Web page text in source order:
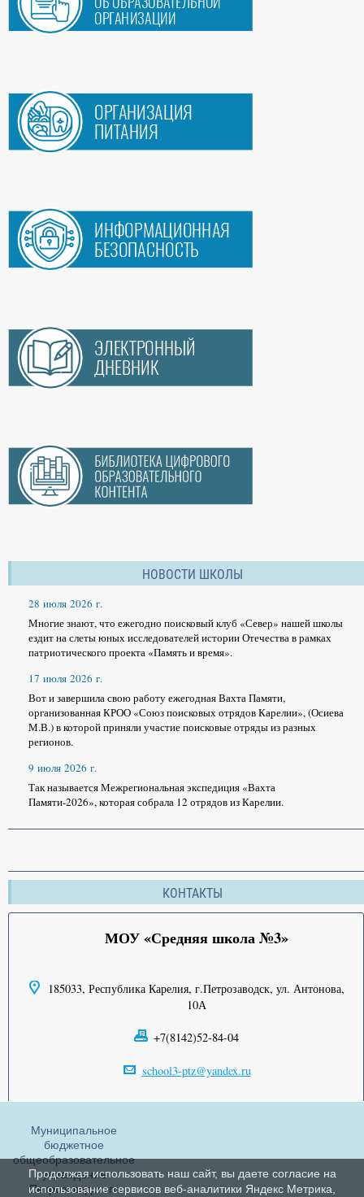
НОВОСТИ ШКОЛЫ
28 июля 2026 г.
Многие знают, что ежегодно поисковый клуб «Север» нашей школы
ездит на слеты юных исследователей истории Отечества в рамках
патриотического проекта «Память и время».
17 июля 2026 г.
Вот и завершила свою работу ежегодная Вахта Памяти,
организованная КРОО «Союз поисковых отрядов Карелии», (Осиева
М.В.) в которой приняли участие поисковые отряды из разных
регионов.
9 июля 2026 г.
Так называется Межрегиональная экспедиция «Вахта
Памяти-2026», которая собрала 12 отрядов из Карелии.
КОНТАКТЫ
МОУ «Средняя школа №3»
185033, Республика Карелия, г.Петрозаводск, ул. Антонова,
10А
+7(8142)52-84-04
school3-ptz@yandex.ru
Муниципальное
бюджетное
общеобразовательное
учреждение
Петрозаводского
Продолжая использовать наш сайт, вы даете согласие на
использование сервисов веб-аналитики Яндекс Метрика,